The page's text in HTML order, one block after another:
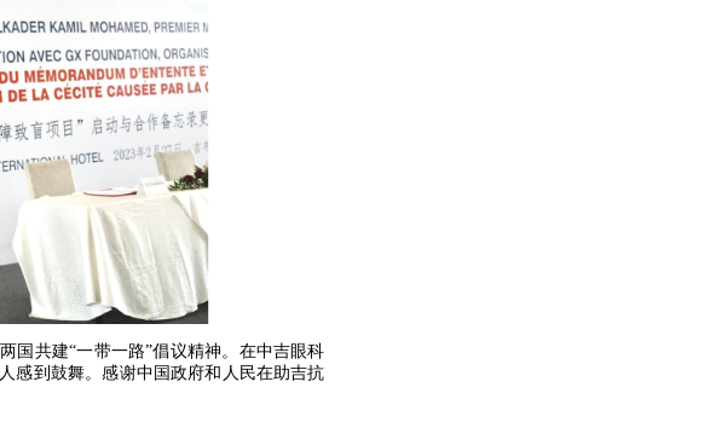
国共建“一带一路”倡议精神。在中吉眼科
感到鼓舞。感谢中国政府和人民在助吉抗